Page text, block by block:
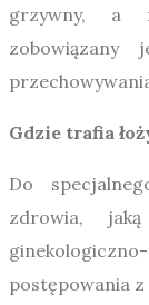
grzywny, a
zobowiązany
Gdzie trafia
Do
zdrowia,
postępowania